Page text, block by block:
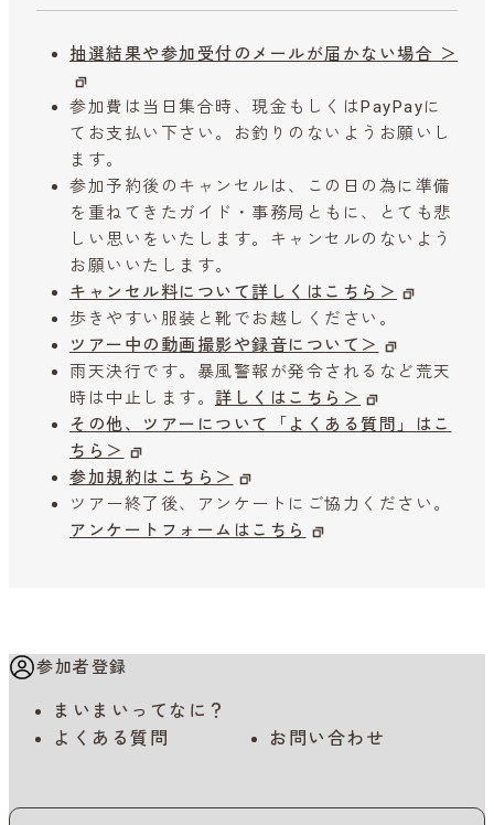
抽選結果や参加受付のメールが届かない場合 ＞
参加費は当日集合時、現金もしくはPayPayに
てお支払い下さい。お釣りのないようお願いし
ます。
参加予約後のキャンセルは、この日の為に準備
を重ねてきたガイド・事務局ともに、とても悲
しい思いをいたします。キャンセルのないよう
お願いいたします。
キャンセル料について詳しくはこちら＞
歩きやすい服装と靴でお越しください。
ツアー中の動画撮影や録音について＞
雨天決行です。暴風警報が発令されるなど荒天
時は中止します。 詳しくはこちら＞
その他、ツアーについて「よくある質問」はこ
ちら＞
参加規約はこちら＞
ツアー終了後、アンケートにご協力ください。
アンケートフォームはこちら
参加者登録
まいまいってなに？
よくある質問
お問い合わせ